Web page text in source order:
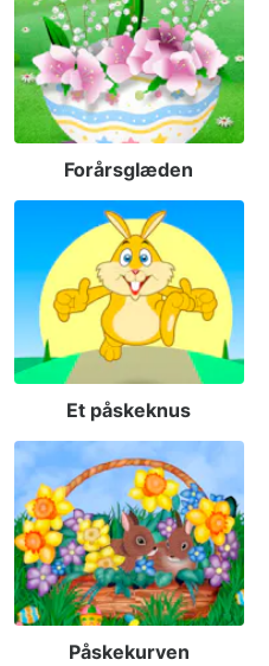
Forårsglæden
Et påskeknus
Påskekurven